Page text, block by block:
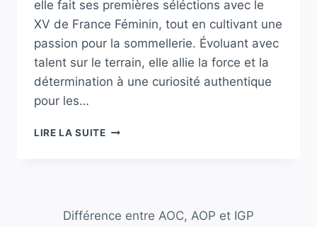
elle fait ses premières séléctions avec le
XV de France Féminin, tout en cultivant une
passion pour la sommellerie. Évoluant avec
talent sur le terrain, elle allie la force et la
détermination à une curiosité authentique
pour les…
LIRE LA SUITEDÉCOUVREZ
PROMETTEUR
Différence entre AOC, AOP et IGP